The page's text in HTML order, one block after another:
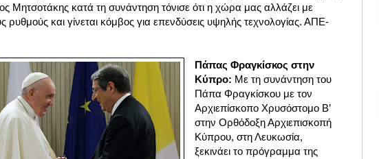
Μητσοτάκης κατά τη συνάντηση τόνισε ότι η χώρα μας αλλάζει με
ρυθμούς και γίνεται κόμβος για επενδύσεις υψηλής τεχνολογίας. ΑΠΕ-
Πάπας Φραγκίσκος στην
Κύπρο: Με τη συνάντηση του
Πάπα Φραγκίσκου με τον
Αρχιεπίσκοπο Χρυσόστομο Β’
στην Ορθόδοξη Αρχιεπισκοπή
Κύπρου, στη Λευκωσία,
ξεκινάει το πρόγραμμα της